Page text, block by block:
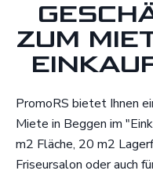
ZUM
PromoRS bietet Ihnen
Miete in Beggen im
m2 Fläche, 20 m2
Friseursalon oder auch